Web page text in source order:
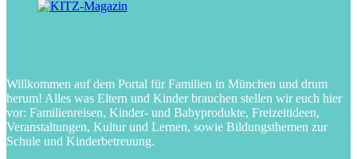
Willkommen auf dem Portal für Familien in München und drum
herum! Alles was Eltern und Kinder brauchen stellen wir euch hier
vor: Familienreisen, Kinder- und Babyprodukte, Freizeitideen,
Veranstaltungen, Kultur und Lernen, sowie Bildungsthemen zur
Schule und Kinderbetreuung.